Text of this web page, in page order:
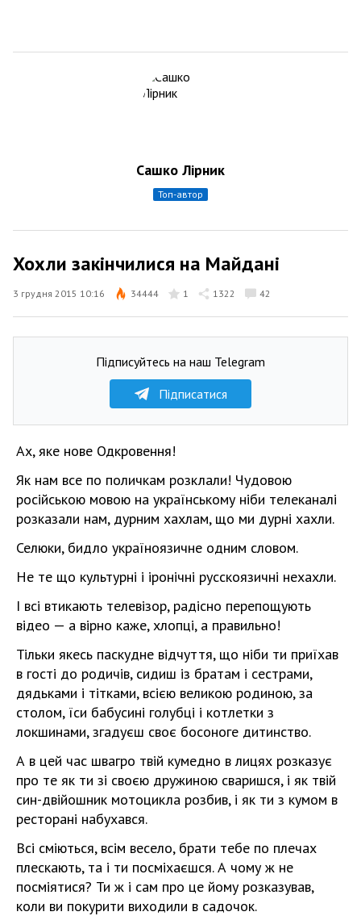
Сашко Лірник
топ-автор
Хохли закінчилися на Майдані
3 грудня 2015 10:16 34444 1 1322 42
Підписуйтесь на наш Telegram
Підписатися
Ах, яке нове Одкровення!
Як нам все по поличкам розклали! Чудовою
російською мовою на українському ніби телеканалі
розказали нам, дурним хахлам, що ми дурні хахли.
Селюки, бидло україноязичне одним словом.
Не те що культурні і іронічні русскоязичні нехахли.
І всі втикають телевізор, радісно перепощують
відео — а вірно каже, хлопці, а правильно!
Тільки якесь паскудне відчуття, що ніби ти приїхав
в гості до родичів, сидиш із братам і сестрами,
дядьками і тітками, всією великою родиною, за
столом, їси бабусині голубці і котлетки з
локшинами, згадуєш своє босоноге дитинство.
А в цей час швагро твій кумедно в лицях розказує
про те як ти зі своєю дружиною сваришся, і як твій
син-двійошник мотоцикла розбив, і як ти з кумом в
ресторані набухався.
Всі сміються, всім весело, брати тебе по плечах
плескають, та і ти посміхаєшся. А чому ж не
посміятися? Ти ж і сам про це йому розказував,
коли ви покурити виходили в садочок.